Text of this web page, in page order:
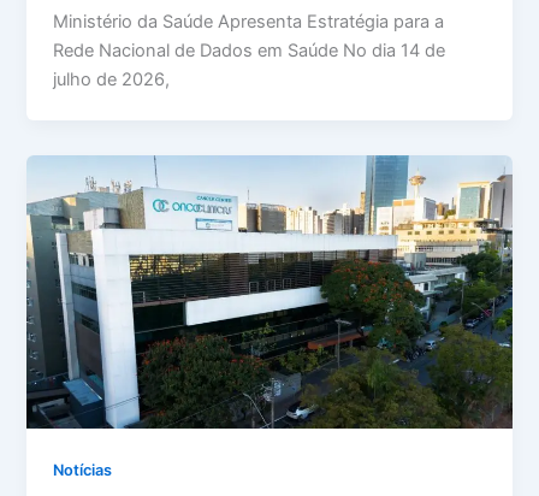
Ministério da Saúde Apresenta Estratégia para a
Rede Nacional de Dados em Saúde No dia 14 de
julho de 2026,
Notícias